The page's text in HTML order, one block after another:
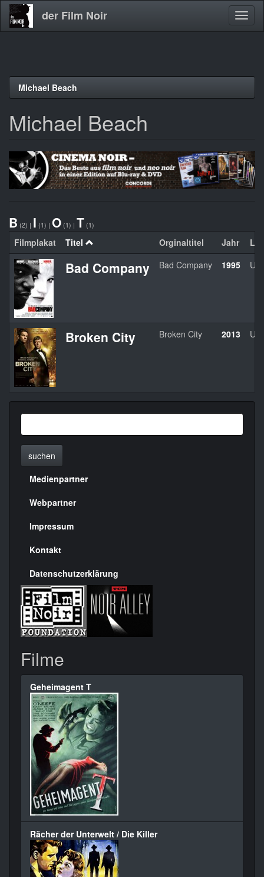
Direkt
der Film Noir
Michael Beach
Michael Beach
B (2) | I (1) | O (1) | T (1)
Filmplakat Titel Orginaltitel Jahr
Bad Company Bad Company 1995
Broken City Broken City 2013
suchen
Menülinks
rechte
Seite
Medienpartner
Webpartner
Impressum
Kontakt
Datenschutzerklärung
Filme
Geheimagent T
Rächer der Unterwelt / Die Killer